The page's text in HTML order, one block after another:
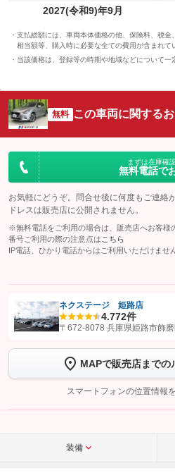
2027(令和9)年9月
支払総額には、車両本体価格の他、保険料、税
相当額等、購入時に必要な全ての費用が含まれて
当該価格は、登録等の時期や地域などについて一
無料 この車両に関する
まずは在庫確
無料電話で
お気軽にどうぞ。問合せ後に何度もご連絡
ドレスは販売店に公開されません。
※無料電話をご利用の場合は、販売店へお客様
番号ご利用の際の注意点は こちら
IP電話、ひかり電話からはご利用いただけません
【STEP1】認証画面でグーネットを友だち
トーク画面で
ボタンをタップ
完了してください。
こちら
ネクステージ 姫路店
4.772件
〒672-8078 兵庫県姫路市飾
MAPで販売店までの
スマートフォンの位置情報
装備